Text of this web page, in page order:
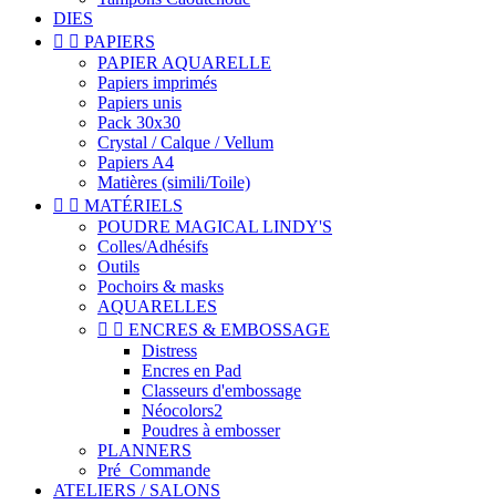
DIES
  PAPIERS
PAPIER AQUARELLE
Papiers imprimés
Papiers unis
Pack 30x30
Crystal / Calque / Vellum
Papiers A4
Matières (simili/Toile)
  MATÉRIELS
POUDRE MAGICAL LINDY'S
Colles/Adhésifs
Outils
Pochoirs & masks
AQUARELLES
  ENCRES & EMBOSSAGE
Distress
Encres en Pad
Classeurs d'embossage
Néocolors2
Poudres à embosser
PLANNERS
Pré_Commande
ATELIERS / SALONS